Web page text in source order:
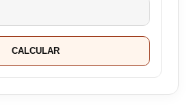
CALCULAR